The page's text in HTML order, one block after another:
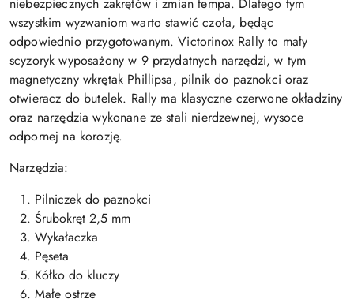
niebezpiecznych zakrętów i zmian tempa. Dlatego tym
wszystkim wyzwaniom warto stawić czoła, będąc
odpowiednio przygotowanym. Victorinox Rally to mały
scyzoryk wyposażony w 9 przydatnych narzędzi, w tym
magnetyczny wkrętak Phillipsa, pilnik do paznokci oraz
otwieracz do butelek. Rally ma klasyczne czerwone okładziny
oraz narzędzia wykonane ze stali nierdzewnej, wysoce
odpornej na korozję.
Narzędzia:
Pilniczek do paznokci
Śrubokręt 2,5 mm
Wykałaczka
Pęseta
Kółko do kluczy
Małe ostrze